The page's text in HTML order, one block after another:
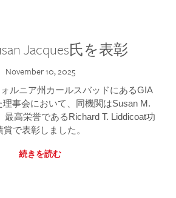
Jacques氏を表彰
November 10, 2025
ルニア州カールスバッドにあるGIA
事会において、同機関はSusan M.
最高栄誉であるRichard T. Liddicoat功
賞で表彰しました。
続きを読む